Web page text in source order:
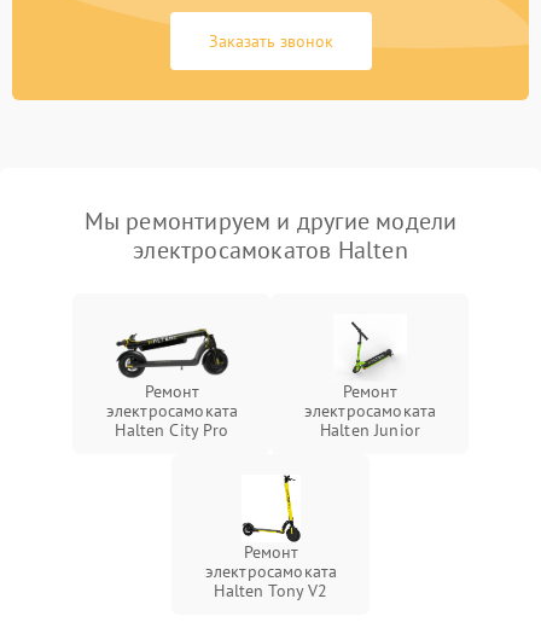
Заказать звонок
Мы ремонтируем и другие модели
электросамокатов Halten
Ремонт
электросамоката
Halten City Pro
Ремонт
электросамоката
Halten Junior
Ремонт
электросамоката
Halten Tony V2